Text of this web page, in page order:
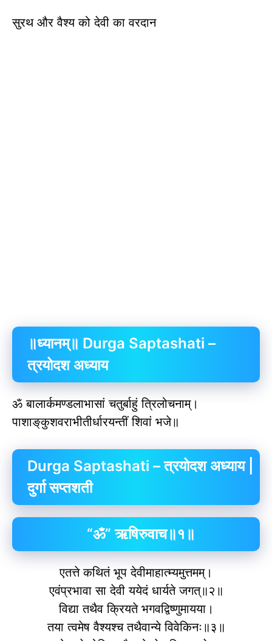
सुरथ और वैश्य को देवी का वरदान
॥ध्यानम्॥ Durga Saptashati –
त्रयोदश अध्याय
ॐ बालार्कमण्डलाभासां चतुर्बाहुं त्रिलोचनाम्।
पाशाङ्‌कुशवराभीतीर्धारयन्तीं शिवां भजे॥
Durga Saptashati – त्रयोदश अध्याय |
दुर्गा सप्तशती
“ॐ” ऋषिरुवाच॥१॥
एतत्ते कथितं भूप देवीमाहात्म्यमुत्तमम्।
एवंप्रभावा सा देवी ययेदं धार्यते जगत्॥२॥
विद्या तथैव क्रियते भगवद्विष्णुमायया।
तया त्वमेष वैश्‍यश्‍च तथैवान्ये विवेकिनः॥३॥